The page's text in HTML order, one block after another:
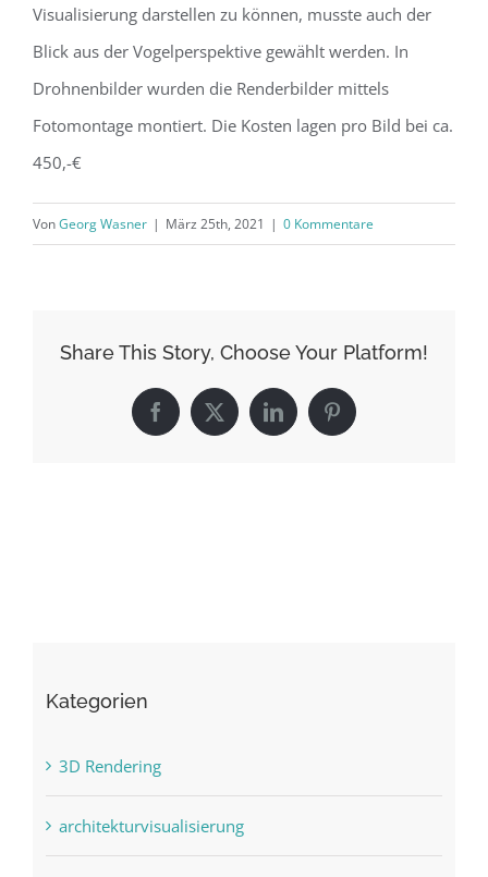
Visualisierung darstellen zu können, musste auch der
Blick aus der Vogelperspektive gewählt werden. In
Drohnenbilder wurden die Renderbilder mittels
Fotomontage montiert. Die Kosten lagen pro Bild bei ca.
450,-€
VonGeorg Wasner | März 25th, 2021 | 0 Kommentare
Share This Story, Choose Your Platform!
Facebook
X LinkedInPinterest
Kategorien
3D Rendering
architekturvisualisierung